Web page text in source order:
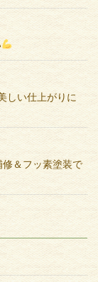
しい仕上がりに
＆フッ素塗装で